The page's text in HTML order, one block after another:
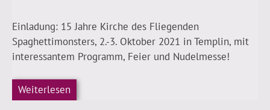
Einladung: 15 Jahre Kirche des Fliegenden
Spaghettimonsters, 2.-3. Oktober 2021 in Templin, mit
interessantem Programm, Feier und Nudelmesse!
Weiterlesen